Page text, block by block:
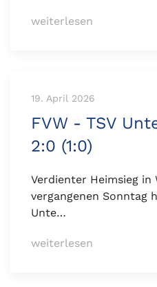
weiterlesen
19. April 2026
FVW - TSV
2:0 (1:0)
Verdienter Heimsieg in
vergangenen Sonntag
Unte…
weiterlesen